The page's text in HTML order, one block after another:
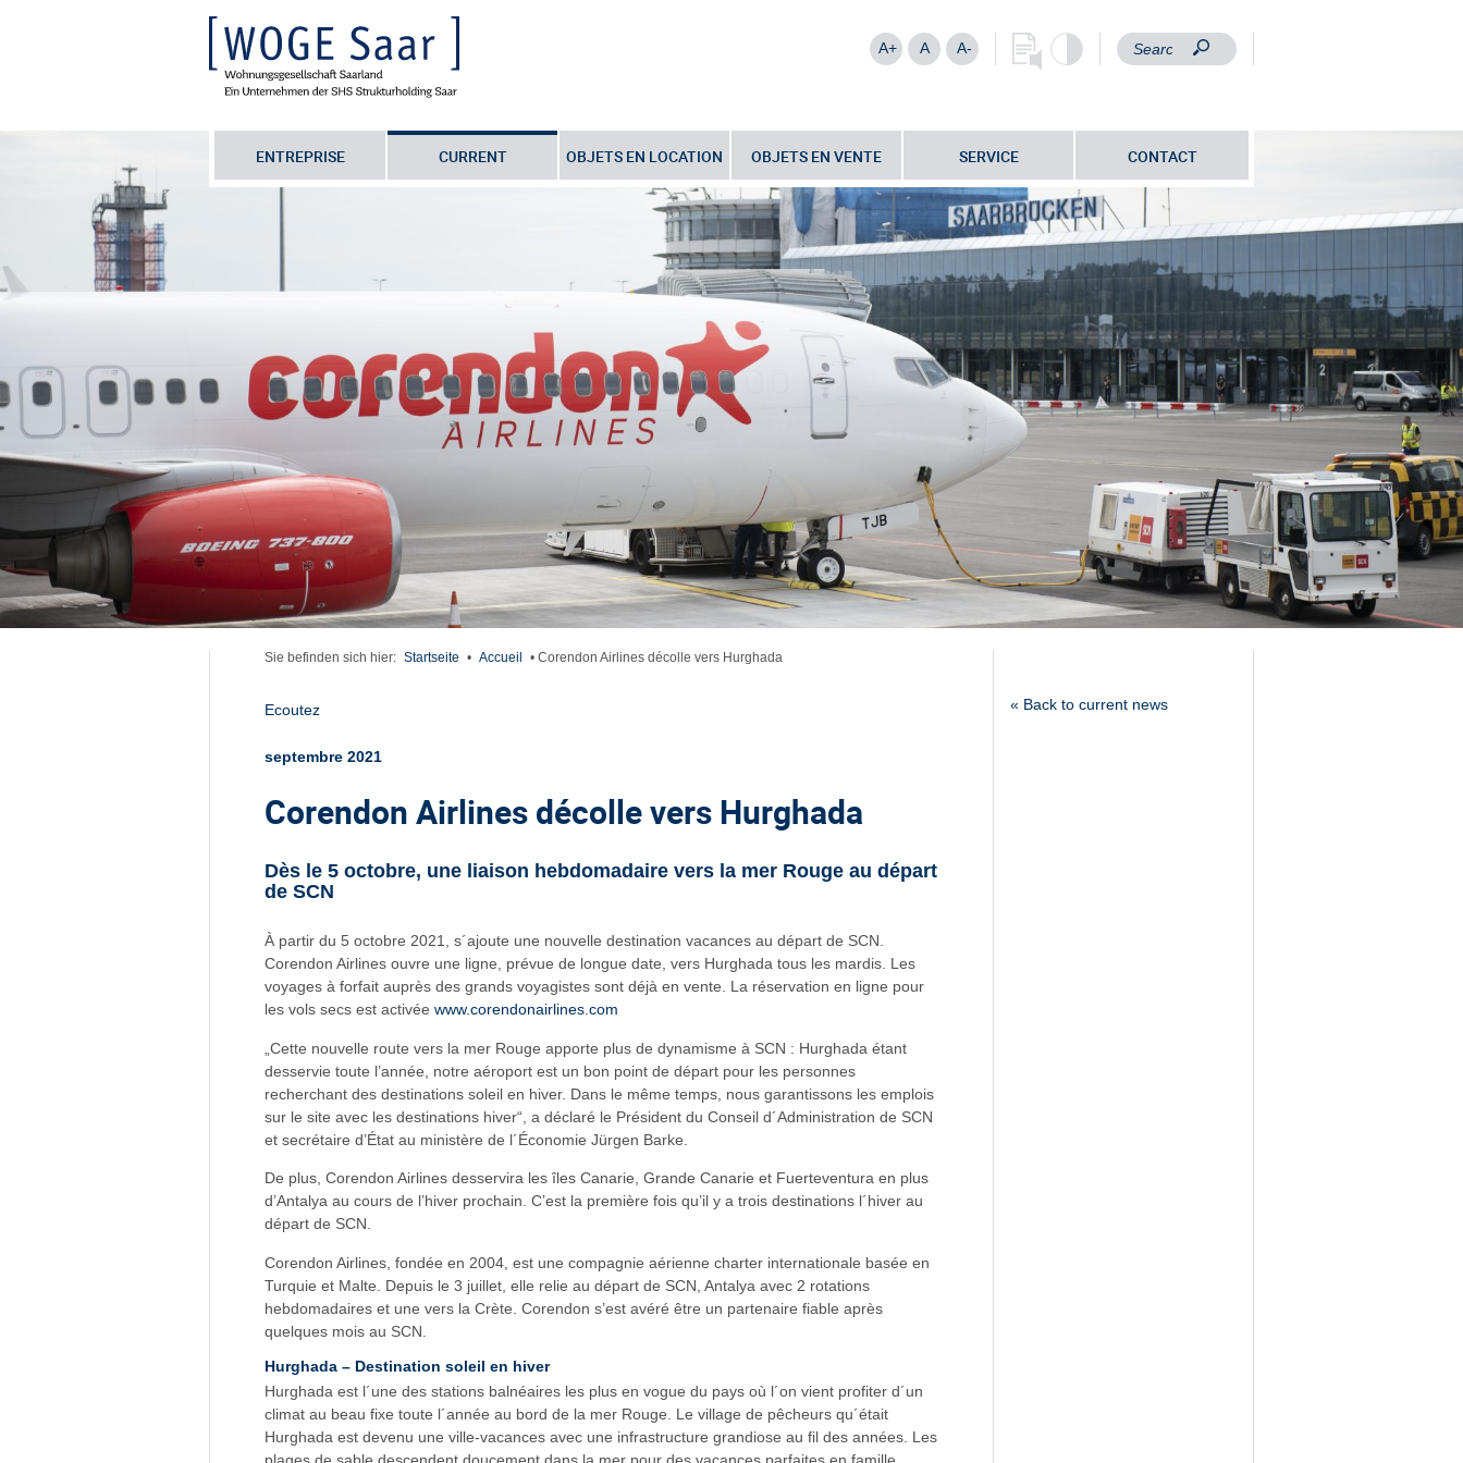
A+ A A-
ENTREPRISE CURRENT OBJETS EN LOCATION OBJETS EN VENTE SERVICE CONTACT
Sie befinden sich hier: Startseite • Accueil • Corendon Airlines décolle vers Hurghada
Ecoutez
septembre 2021
Corendon Airlines décolle vers Hurghada
Dès le 5 octobre, une liaison hebdomadaire vers la mer Rouge au départ
de SCN
À partir du 5 octobre 2021, s´ajoute une nouvelle destination vacances au départ de SCN.
Corendon Airlines ouvre une ligne, prévue de longue date, vers Hurghada tous les mardis. Les
voyages à forfait auprès des grands voyagistes sont déjà en vente. La réservation en ligne pour
les vols secs est activée www.corendonairlines.com
„Cette nouvelle route vers la mer Rouge apporte plus de dynamisme à SCN : Hurghada étant
desservie toute l’année, notre aéroport est un bon point de départ pour les personnes
recherchant des destinations soleil en hiver. Dans le même temps, nous garantissons les emplois
sur le site avec les destinations hiver“, a déclaré le Président du Conseil d´Administration de SCN
et secrétaire d’État au ministère de l´Économie Jürgen Barke.
De plus, Corendon Airlines desservira les îles Canarie, Grande Canarie et Fuerteventura en plus
d’Antalya au cours de l’hiver prochain. C’est la première fois qu’il y a trois destinations l´hiver au
départ de SCN.
Corendon Airlines, fondée en 2004, est une compagnie aérienne charter internationale basée en
Turquie et Malte. Depuis le 3 juillet, elle relie au départ de SCN, Antalya avec 2 rotations
hebdomadaires et une vers la Crète. Corendon s’est avéré être un partenaire fiable après
quelques mois au SCN.
Hurghada – Destination soleil en hiver
Hurghada est l´une des stations balnéaires les plus en vogue du pays où l´on vient profiter d´un
climat au beau fixe toute l´année au bord de la mer Rouge. Le village de pêcheurs qu´était
Hurghada est devenu une ville-vacances avec une infrastructure grandiose au fil des années. Les
« Back to current news